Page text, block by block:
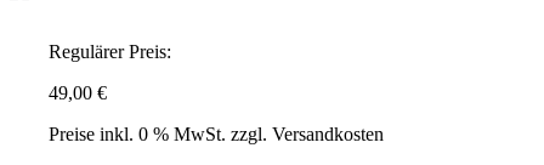
Regulärer Preis:
49,00 €
Preise inkl. 0 % MwSt. zzgl. Versandkosten